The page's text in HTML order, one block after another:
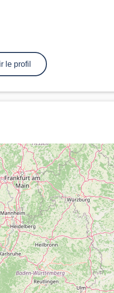
le profil